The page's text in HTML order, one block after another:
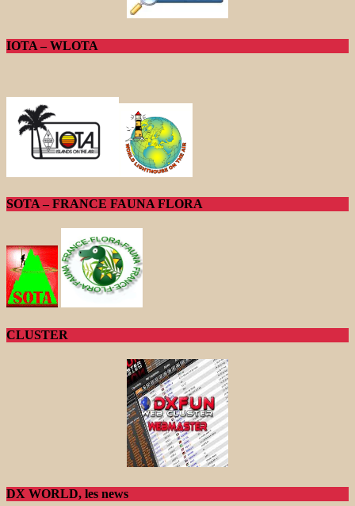
IOTA – WLOTA
SOTA – FRANCE FAUNA FLORA
CLUSTER
DX WORLD, les news